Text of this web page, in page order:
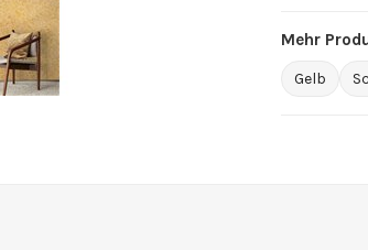
Mehr
Gelb